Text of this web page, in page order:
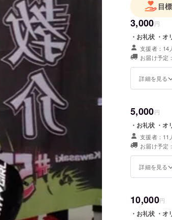
目
3,000円
・お礼状 ・
支援者：14
お届け予定
詳細を見る
5,000円
・お礼状 ・
支援者：11
お届け予定
詳細を見る
10,000円
・お礼状 ・オ